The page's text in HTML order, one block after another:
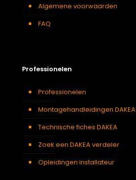
Algemene voorwaarden
FAQ
Professionelen
Professionelen
Montagehandleidingen DAKEA
Technische fiches DAKEA
Zoek een DAKEA verdeler
Opleidingen installateur